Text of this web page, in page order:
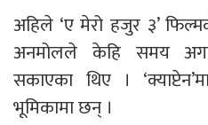
अहिले ‘ए मेरो हजुर ३’
अनमोलले केहि समय
सकाएका थिए ।
भूमिकामा छन् ।